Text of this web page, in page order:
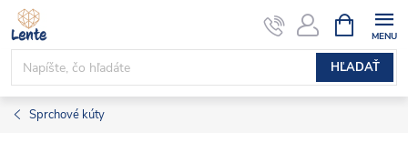
Prejsť
na
obsah
HĽADAŤ
KOŠÍK
Sprchové kúty